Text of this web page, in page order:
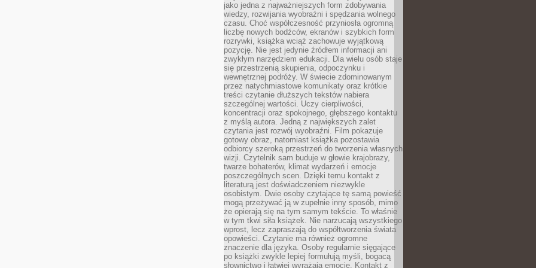
jako jedna z najważniejszych form zdobywania
wiedzy, rozwijania wyobraźni i spędzania wolnego
czasu. Choć współczesność przyniosła ogromną
liczbę nowych bodźców, ekranów i szybkich form
rozrywki, książka wciąż zachowuje wyjątkową
pozycję. Nie jest jedynie źródłem informacji ani
zwykłym narzędziem edukacji. Dla wielu osób staje
się przestrzenią skupienia, odpoczynku i
wewnętrznej podróży. W świecie zdominowanym
przez natychmiastowe komunikaty oraz krótkie
treści czytanie dłuższych tekstów nabiera
szczególnej wartości. Uczy cierpliwości,
koncentracji oraz spokojnego, głębszego kontaktu
z myślą autora. Jedną z największych zalet
czytania jest rozwój wyobraźni. Film pokazuje
gotowy obraz, natomiast książka pozostawia
odbiorcy szeroką przestrzeń do tworzenia własnych
wizji. Czytelnik sam buduje w głowie krajobrazy,
twarze bohaterów, klimat wydarzeń i emocje
poszczególnych scen. Dzięki temu kontakt z
literaturą jest doświadczeniem niezwykle
osobistym. Dwie osoby czytające tę samą powieść
mogą przeżywać ją w zupełnie inny sposób, mimo
że opierają się na tym samym tekście. To właśnie
w tym tkwi siła książek. Nie narzucają wszystkiego
wprost, lecz zapraszają do współtworzenia świata
opowieści. Czytanie ma również ogromne
znaczenie dla języka. Osoby regularnie sięgające
po książki zwykle lepiej formułują myśli, bogacą
słownictwo i łatwiej wyrażają emocje. Kontakt z